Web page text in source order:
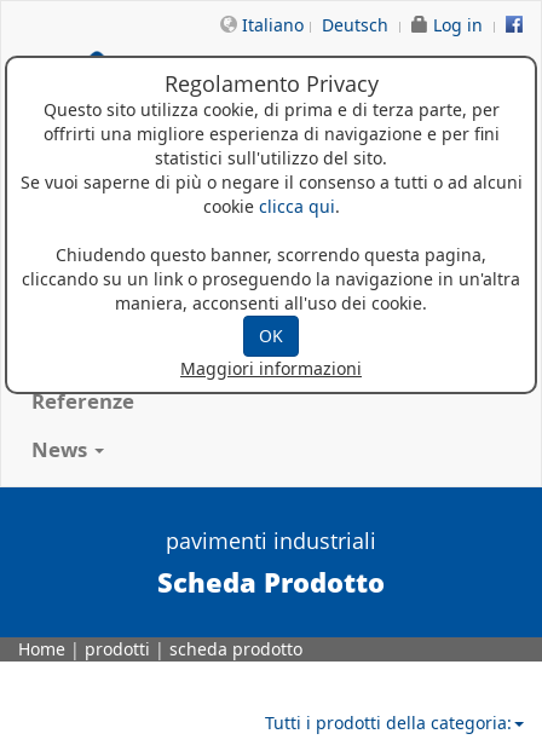
Regolamento Privacy
Questo sito utilizza cookie, di prima e di terza parte, per
offrirti una migliore esperienza di navigazione e per fini
statistici sull'utilizzo del sito.
Se vuoi saperne di più o negare il consenso a tutti o ad alcuni
cookie clicca qui.
Chiudendo questo banner, scorrendo questa pagina,
cliccando su un link o proseguendo la navigazione in un'altra
maniera, acconsenti all'uso dei cookie.
OK
Maggiori informazioni
Italiano Deutsch Log in
Home
Chi siamo
Referenze
News
pavimenti industriali
Scheda Prodotto
Home | prodotti | scheda prodotto
Tutti i prodotti della categoria: